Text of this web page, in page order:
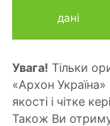
дані
Увага! Тільки
«Архон Україна»
якості і чітке
Також Ви